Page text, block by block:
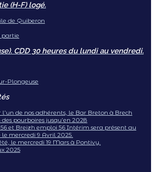
(H-F) logé.
de Quiberon
partie
CDD 30 heures du lundi au vendredi.
Plongeuse
l’un de nos adhérents, le Bar Breton à Brech
pourboires jusqu’en 2028
et Breizh emploi 56 Intérim sera présent au
le mercredi 9 Avril 2025.
le mercredi 19 Mars à Pontivy.
2025